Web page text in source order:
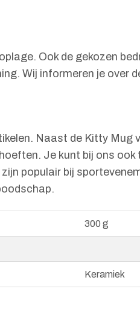
Ook de gekozen
Wij informeren je
Naast de Kitty Mug
Je kunt bij ons
populair bij
300 g
Keramiek